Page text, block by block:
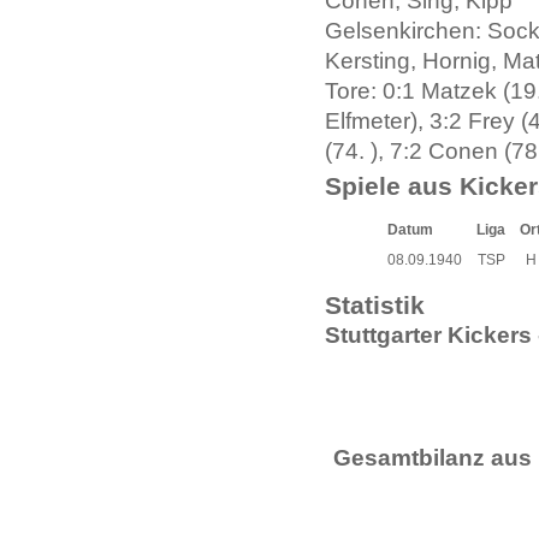
Gelsenkirchen:
Kersting, Hornig,
Tore: 0:1 Matzek
Elfmeter), 3:2 Frey
(74. ), 7:2 Conen
Spiele aus
Datum Liga
08.09.1940
TSP H
Statistik
Stuttgarter Kickers
Gesamtbilanz